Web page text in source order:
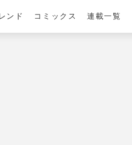
ンド コミックス 連載一覧